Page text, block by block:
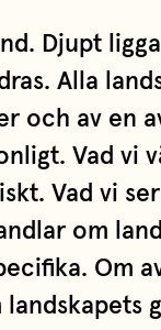
Djupt
Alla
och av en
Vad vi
Vad vi
om
Om
landskapets